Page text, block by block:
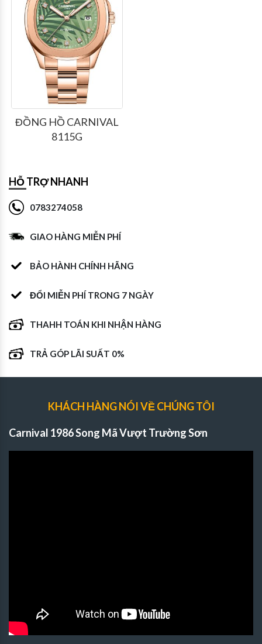
ĐỒNG HỒ CARNIVAL
8115G
HỖ TRỢ NHANH
0783274058
GIAO HÀNG MIỄN PHÍ
BẢO HÀNH CHÍNH HÃNG
ĐỔI MIỄN PHÍ TRONG 7 NGÀY
THAHH TOÁN KHI NHẬN HÀNG
TRẢ GÓP LÃI SUẤT 0%
KHÁCH HÀNG NÓI VỀ CHÚNG TÔI
Carnival 1986 Song Mã Vượt Trường Sơn